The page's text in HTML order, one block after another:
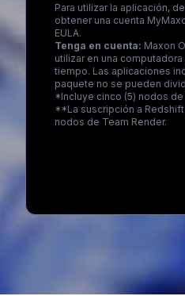
Para utilizar la aplicación,
obtener una cuenta
EULA.
Tenga en cuenta: Maxon
utilizar en una
tiempo. Las aplicaciones
paquete no se pueden
*Incluye cinco (5) nodos de
**La suscripción a Redshift
nodos de Team Render.